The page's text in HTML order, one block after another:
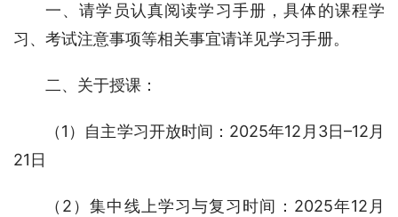
一、请学员认真阅读学习手册，具体的课程学
习、考试注意事项等相关事宜请详见学习手册。
二、关于授课：
（1）自主学习开放时间：2025年12月3日–12月
21日
（2）集中线上学习与复习时间：2025年12月